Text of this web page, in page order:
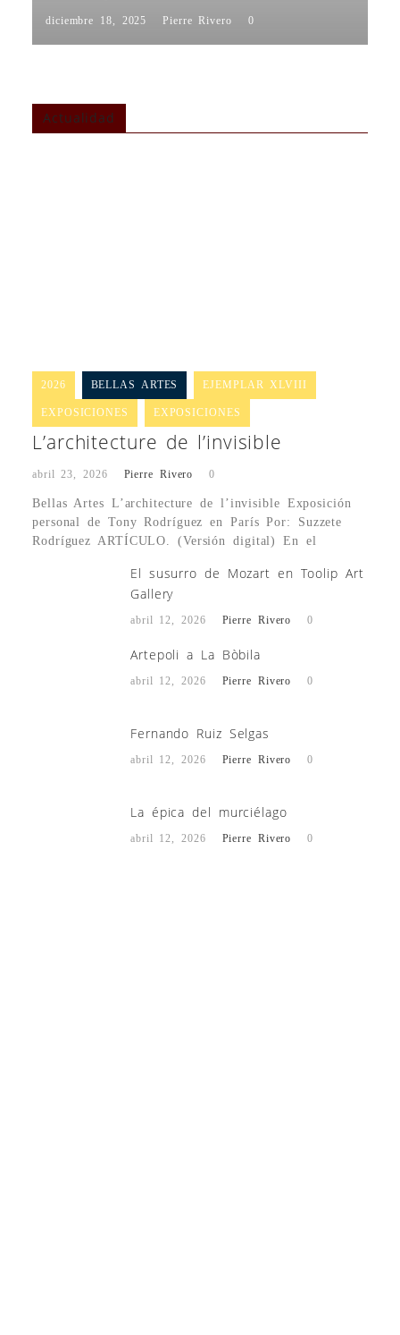
diciembre 18, 2025 Pierre Rivero 0
Actualidad
2026 BELLAS ARTES EJEMPLAR XLVIII
EXPOSICIONES EXPOSICIONES
L’architecture de l’invisible
abril 23, 2026 Pierre Rivero 0
Bellas Artes L’architecture de l’invisible Exposición
personal de Tony Rodríguez en París Por: Suzzete
Rodríguez ARTÍCULO. (Versión digital) En el
El susurro de Mozart en Toolip Art
Gallery
abril 12, 2026 Pierre Rivero 0
Artepoli a La Bòbila
abril 12, 2026 Pierre Rivero 0
Fernando Ruiz Selgas
abril 12, 2026 Pierre Rivero 0
La épica del murciélago
abril 12, 2026 Pierre Rivero 0